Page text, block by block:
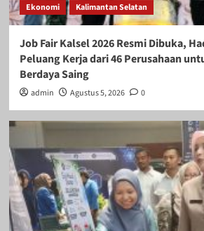
Ekonomi Kalimantan Selatan
Job Fair Kalsel 2026 Resmi Dibuka,
Peluang Kerja dari 46 Perusahaan
Berdaya Saing
admin Agustus 5, 2026 0